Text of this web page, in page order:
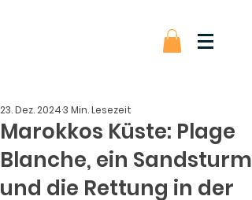
Marokkos Küste: Plage
Blanche, ein Sandsturm
und die Rettung in der
23. Dez. 20243 Min. Lesezeit